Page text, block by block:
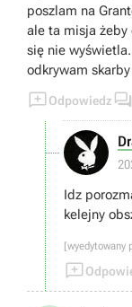
poszlam na
ale ta misja żeby
się nie
odkrywam
Odpowiedz 
Idz
kelejny
[wyedytowany
